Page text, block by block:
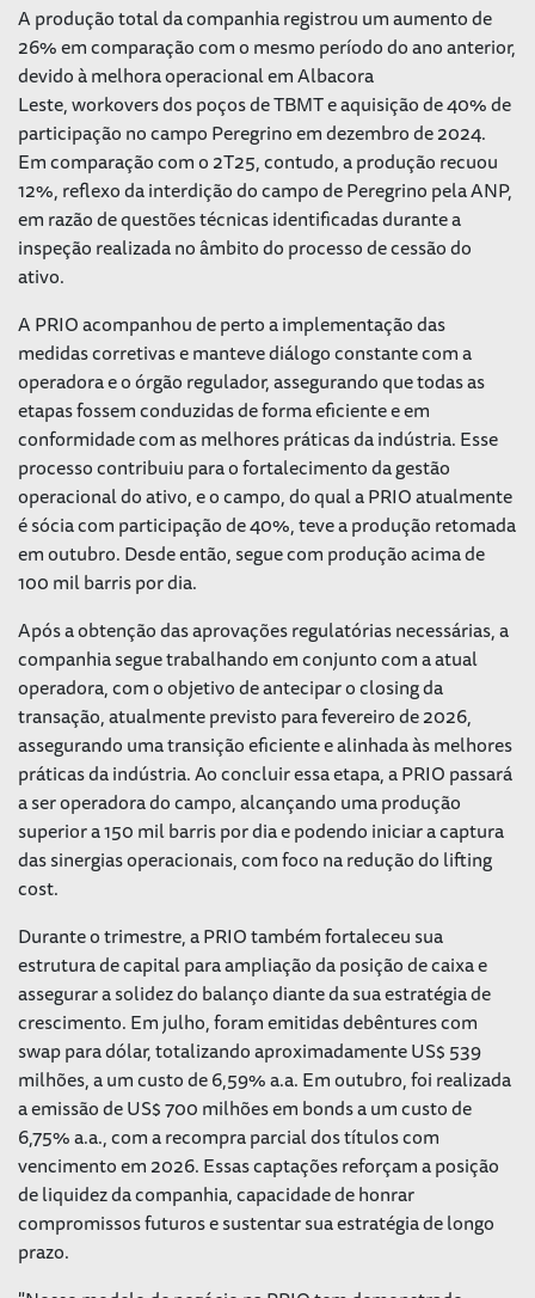
A produção total da companhia registrou um aumento de
26% em comparação com o mesmo período do ano anterior,
devido à melhora operacional em Albacora
Leste,workoversdos poços de TBMT e aquisição de 40% de
participação no campo Peregrino em dezembro de 2024.
Em comparação com o 2T25, contudo, a produção recuou
12%, reflexo da interdição do campo de Peregrino pela ANP,
em razão de questões técnicas identificadas durante a
inspeção realizada no âmbito do processo de cessão do
ativo.
A PRIO acompanhou de perto a implementação das
medidas corretivas e manteve diálogo constante com a
operadora e o órgão regulador, assegurando que todas as
etapas fossem conduzidas de forma eficiente e em
conformidade com as melhores práticas da indústria. Esse
processo contribuiu para o fortalecimento da gestão
operacional do ativo, e o campo, do qual a PRIO atualmente
é sócia com participação de 40%, teve a produção retomada
em outubro. Desde então, segue com produção acima de
100 mil barris por dia.
Após a obtenção das aprovações regulatórias necessárias, a
companhia segue trabalhando em conjunto com a atual
operadora, com o objetivo de antecipar oclosingda
transação, atualmente previsto para fevereiro de 2026,
assegurando uma transição eficiente e alinhada às melhores
práticas da indústria. Ao concluir essa etapa, a PRIO passará
a ser operadora do campo, alcançando uma produção
superior a 150 mil barris por dia e podendo iniciar a captura
das sinergias operacionais, com foco na redução dolifting
cost.
Durante o trimestre, a PRIO também fortaleceu sua
estrutura de capital para ampliação da posição de caixa e
assegurar a solidez do balanço diante da sua estratégia de
crescimento. Em julho, foram emitidas debêntures com
swap para dólar, totalizando aproximadamente US$ 539
milhões, a um custo de 6,59% a.a. Em outubro, foi realizada
a emissão de US$ 700 milhões embondsa um custo de
6,75% a.a., com a recompra parcial dos títulos com
vencimento em 2026. Essas captações reforçam a posição
de liquidez da companhia, capacidade de honrar
compromissos futuros e sustentar sua estratégia de longo
prazo.